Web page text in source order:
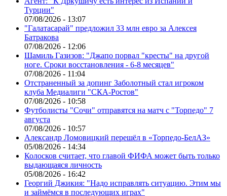
Турции"
07/08/2026 - 13:07
"Галатасарай" предложил 33 млн евро за Алексея
Батракова
07/08/2026 - 12:06
Шамиль Газизов: "Джапо порвал "кресты" на другой
ноге. Сроки восстановления - 6-8 месяцев"
07/08/2026 - 11:04
Отстраненный за допинг Заболотный стал игроком
клуба Медиалиги "СКА-Ростов"
07/08/2026 - 10:58
Футболисты "Сочи" отправятся на матч с "Торпедо" 7
августа
07/08/2026 - 10:57
Александр Ломовицкий перешёл в «Торпедо-БелАЗ»
05/08/2026 - 14:34
Колосков считает, что главой ФИФА может быть только
выдающаяся личность
05/08/2026 - 16:42
Георгий Джикия: "Надо исправлять ситуацию. Этим мы
и займёмся в последующих играх"